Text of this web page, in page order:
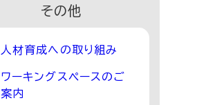
その他
人材育成への取り組み
ワーキングスペースのご
案内